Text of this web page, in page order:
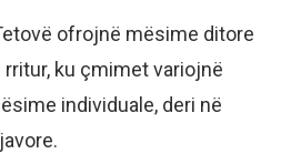
ofrojnë mësime ditore
ku çmimet variojnë
individuale, deri në